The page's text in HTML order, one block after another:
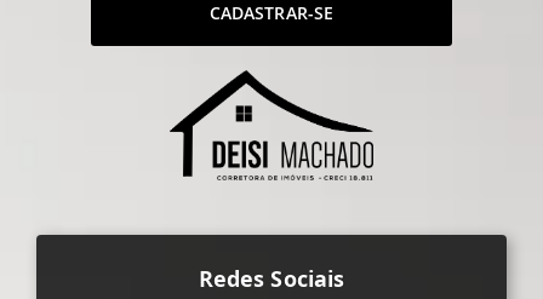
CADASTRAR-SE
Redes Sociais